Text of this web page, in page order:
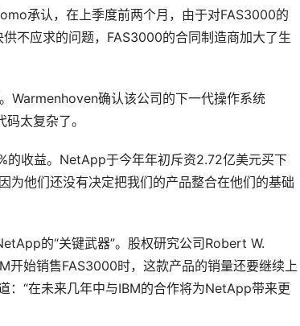
承认，在上季度前两个月，由于对FAS3000的
不应求的问题，FAS3000的合同制造商加大了生
Warmenhoven确认该公司的下一代操作系统
太复杂了。
收益。NetApp于今年年初斥资2.72亿美元买下
为他们还没有决定把我们的产品整合在他们的基础
的“关键武器”。股权研究公司Robert W.
开始销售FAS3000时，这款产品的销量还要继续上
“在未来几年中与IBM的合作将为NetApp带来更